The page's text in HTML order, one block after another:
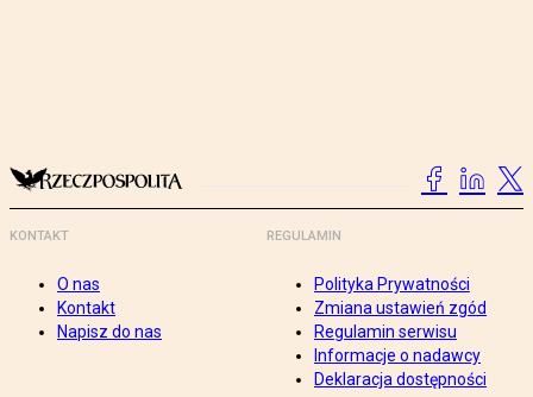
KONTAKT
O nas
Kontakt
Napisz do nas
REGULAMIN
Polityka Prywatności
Zmiana ustawień zgód
Regulamin serwisu
Informacje o nadawcy
Deklaracja dostępności